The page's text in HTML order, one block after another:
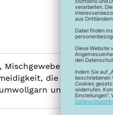
Leinen
die hohe
und kann